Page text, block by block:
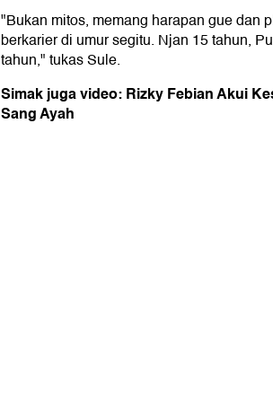
"Bukan mitos, memang harapan gue dan
berkarier di umur segitu. Njan 15 tahun,
tahun," tukas Sule.
Simak juga video: Rizky Febian Akui
Sang Ayah